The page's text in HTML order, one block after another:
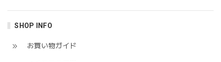
SHOP INFO
お買い物ガイド